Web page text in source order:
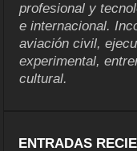
profesional y
e internacional.
aviación civil,
experimental,
cultural.
ENTRADAS